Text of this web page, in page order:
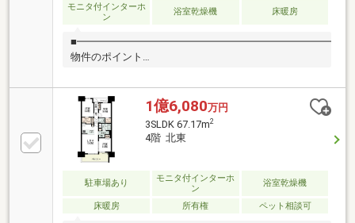
モニタ付インターホ
ン
浴室乾燥機 床暖房
■━━━━━━━━━━━━━━━━━━━━━━━━━■
物件のポイント
●住友不動産(株)旧分譲のブランドシリーズ 「シ
ティタワー」シリーズ 2018年竣工 ●最上階プレミ
アム住戸 眺望良好なお部屋です。 ●ディス
ポーザー、食洗機、浴室乾燥、 床暖房等、充実
した住宅設備 ●◎ペット飼育可 ※規約制限有り
1億6,080万円
3SLDK 67.17m2
4階 北東
駐車場あり
モニタ付インターホ
ン
浴室乾燥機
床暖房 所有権 ペット相談可